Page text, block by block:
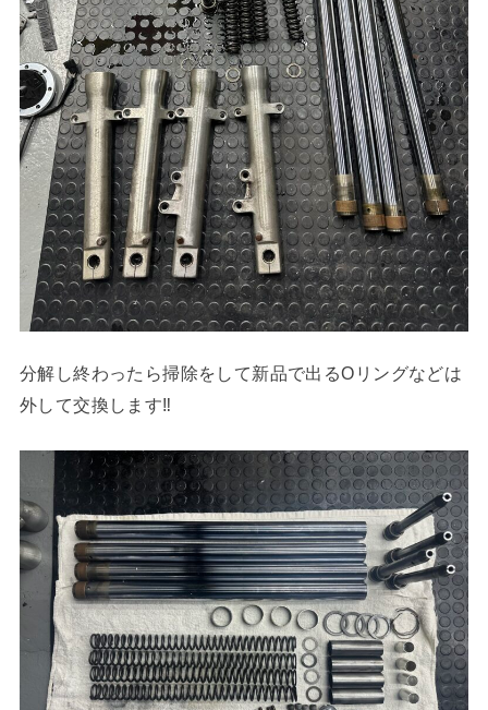
分解し終わったら掃除をして新品で出るOリングなどは
外して交換します‼︎